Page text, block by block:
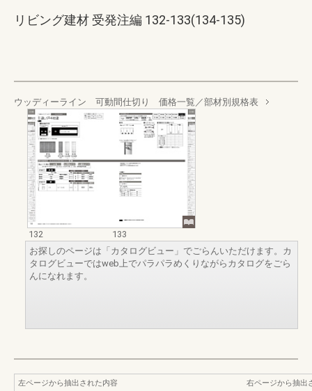
リビング建材 受発注編 132-133(134-135)
ウッディーライン 可動間仕切り 価格一覧／部材別規格表
132
133
お探しのページは「カタログビュー」でごらんいただけます。カ
タログビューではweb上でパラパラめくりながらカタログをごら
んになれます。
左ページから抽出された内容
右ページから抽出